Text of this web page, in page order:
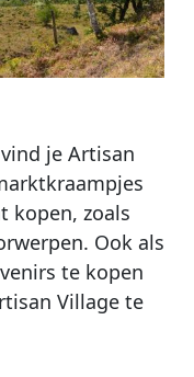
je Artisan
kopen, zoals
Ook als
te kopen
Village te